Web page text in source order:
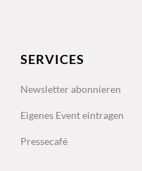
SERVICES
Newsletter abonnieren
Eigenes Event eintragen
Pressecafé